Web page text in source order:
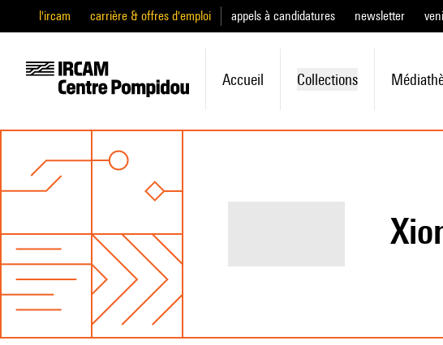
l'ircam carrière & offres d'emploi appels à candidatures newsletter
Accueil Collections